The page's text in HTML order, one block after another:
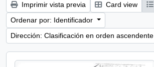
Imprimir vista previa Card view
Ordenar por: Identificador
Dirección: Clasificación en orden ascendente